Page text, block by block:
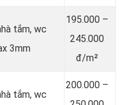
tắm, wc
3mm
195.000 –
245.000
đ/m²
tắm, wc
200.000 –